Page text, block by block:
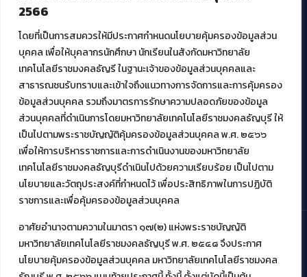
2566
โดยที่เป็นการสมควรให้มีประกาศกำหนดนโยบายคุ้มครองข้อมูลส่วน
บุคคล เพื่อให้บุคลากรนักศึกษา นักเรียนในสังกัดมหาวิทยาลัย
เทคโนโลยีราชมงคลธัญรี ในฐานะเจ้าของข้อมูลส่วนบุคคลและ
สาธารณชนรับทราบและเข้าใจถึงแนวทางการจัดการและการคุ้มครอง
ข้อมูลส่วนบุคคล รวมถึงมาตรการรักษาความปลอดภัยของข้อมูล
ส่วนบุคคลที่ดำเนินการโดยมหาวิทยาลัยเทคโนโลยีราชมงคลธัญบุรี ให้
เป็นไปตามพระราชบัญญัติคุ้มครองข้อมูลส่วนบุคคล พ.ศ. ๒๕๖๖
เพื่อให้การบริหารราชการและการดำเนินงานของมหาวิทยาลัย
เทคโนโลยีราชมงคลธัญบุรีดำเนินไปด้วยความเรียบร้อย เป็นไปตาม
นโยบายและวัตถุประสงค์ที่กำหนดไว้ เพื่อประสิทธิภาพในการปฏิบัติ
ราชการและเพื่อคุ้มครองข้อมูลส่วนบุคคล
อาศัยอำนาจตามความในมาตรา ๑๗(๒) แห่งพระราชบัญญัติ
มหาวิทยาลัยเทคโนโลยีราชมงคลธัญบุรี พ.ศ. ๒๕๔๘ จึงประกาศ
นโยบายคุ้มครองข้อมูลส่วนบุคคล มหาวิทยาลัยเทคโนโลยีราชมงคล
สมัยใหม่ (MoSeC)
งานบริการวิชาการให้กับหน่วยงานภายนอก
โครงการส่งเสริมและพัฒนาผู้ประกอบการ SME โดย. มทร.ธัญบุรี
กิจกรรมการเชื่อมโยงเครือข่ายผู้ให้บริการเครื่องจักรกลทางการ
เกษตร ภายใต้โครงการส่งเสริมการรแปรรูปสินค้าเกษตรระดับชุมชน
กรมส่งเสริมอุตสาหกรรม
โครงการยกระดับเศรษฐกิจและสังคมรายตำบลแบบบูรณาการ (1
ตำบล 1 มหาวิทยาลัย)
© 2021 สำนักวิทยบริการและเทคโนโลยีสารสนเทศ มหาวิทยาลัย
เทคโนโลยีราชมงคลธัญบุรี